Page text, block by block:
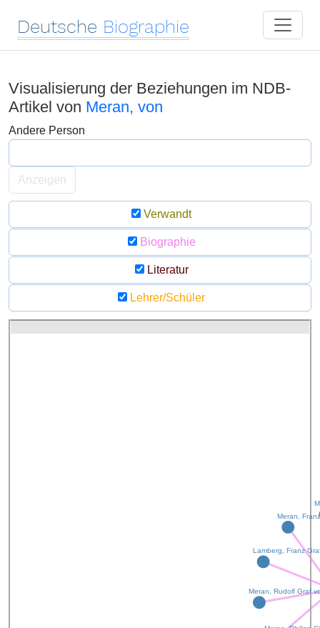
Deutsche Biographie
Visualisierung der Beziehungen im NDB-
Artikel von Meran, von
Andere Person
Anzeigen
Verwandt
Biographie
Literatur
Lehrer/Schüler
Lamberg, Franz
Meran, Rudolf Graf
Meran,